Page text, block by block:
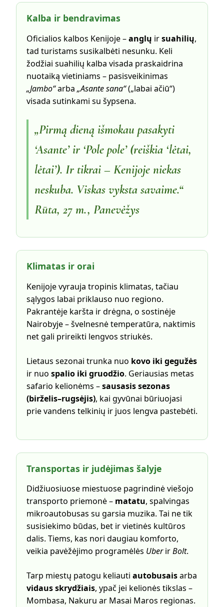
Kalba ir bendravimas
Oficialios kalbos Kenijoje –anglų irsuahilių,
tad turistams susikalbėti nesunku. Keli
žodžiai suahilių kalba visada praskaidrina
nuotaiką vietiniams – pasisveikinimas
„Jambo“arba „Asante sana“(„labai ačiū“)
visada sutinkami su šypsena.
„Pirmą dieną išmokau pasakyti
‘Asante’ ir ‘Pole pole’ (reiškia ‘lėtai,
lėtai’). Ir tikrai – Kenijoje niekas
neskuba. Viskas vyksta savaime.“
Rūta, 27 m., Panevėžys
Klimatas ir orai
Kenijoje vyrauja tropinis klimatas, tačiau
sąlygos labai priklauso nuo regiono.
Pakrantėje karšta ir drėgna, o sostinėje
Nairobyje – švelnesnė temperatūra, naktimis
net gali prireikti lengvos striukės.
Lietaus sezonai trunka nuo kovo iki gegužės
ir nuo spalio iki gruodžio. Geriausias metas
safario kelionėms –sausasis sezonas
(birželis–rugsėjis), kai gyvūnai būriuojasi
prie vandens telkinių ir juos lengva pastebėti.
Transportas ir judėjimas šalyje
Didžiuosiuose miestuose pagrindinė viešojo
transporto priemonė – matatu, spalvingas
mikroautobusas su garsia muzika. Tai ne tik
susisiekimo būdas, bet ir vietinės kultūros
dalis. Tiems, kas nori daugiau komforto,
veikia pavėžėjimo programėlės UberirBolt.
Tarp miestų patogu keliauti autobusaisarba
vidaus skrydžiais, ypač jei kelionės tikslas –
Mombasa, Nakuru ar Masai Maros regionas.